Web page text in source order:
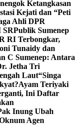
Ketangkasan
Kejati dan “Peti
Ahli DPR
SRPublik Sumenep
RI Terbongkar,
Tunaidy dan
C Sumenep: Antara
Jetha Tri
Laut“Singa
Ayam Teriyaki
Ini Daftar
Inung Ubah
Agen